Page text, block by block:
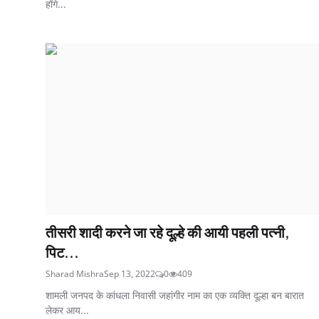
होंगे...
तीसरी शादी करने जा रहे दूल्हे की आयी पहली पत्नी,
पिट...
Sharad MishraSep 13, 2022 0 409
शामली जनपद के कांधला निवासी जहांगीर नाम का एक व्यक्ति दूल्हा बन बारात
लेकर आय...